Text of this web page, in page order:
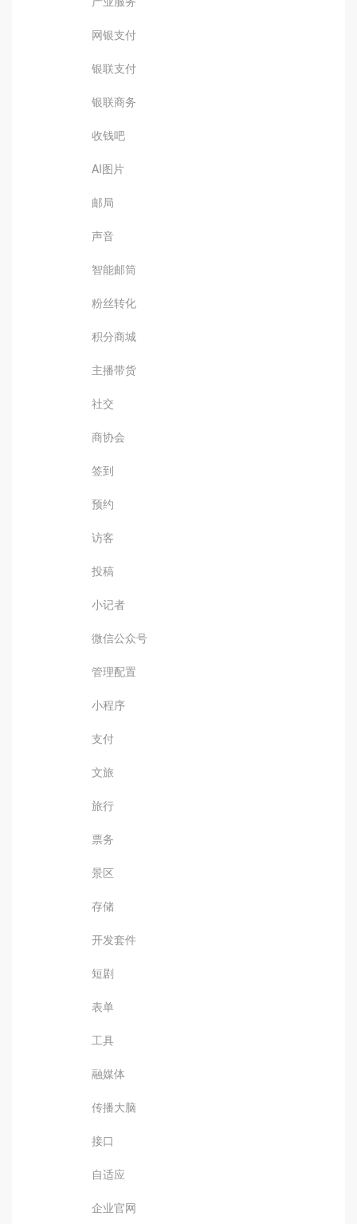
网银支付
银联支付
银联商务
收钱吧
AI图片
邮局
声音
智能邮筒
粉丝转化
积分商城
主播带货
社交
商协会
签到
预约
访客
投稿
小记者
微信公众号
管理配置
小程序
支付
文旅
旅行
票务
景区
存储
开发套件
短剧
表单
工具
融媒体
传播大脑
接口
自适应
企业官网